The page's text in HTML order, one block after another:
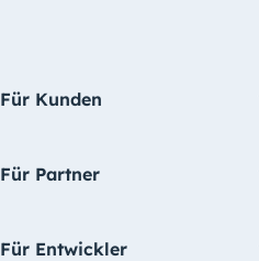
Für Kunden
Für Partner
Für Entwickler